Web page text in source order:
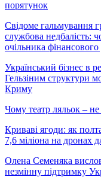
порятунок
Свідоме гальмування
службова недбалість:
очільника
Український бізнес в
Гельзіним структури
Криму
Чому театр ляльок –
Криваві ягоди: як
7,6 міліона на дронах
Олена Семеняка
незмінну підтримку